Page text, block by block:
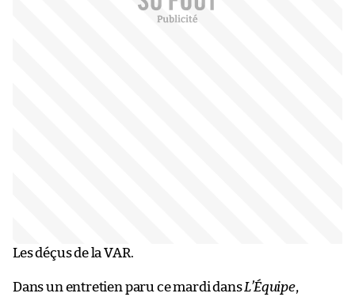
Les déçus de la VAR.
Dans un entretien paru ce mardi dansL’Équipe,